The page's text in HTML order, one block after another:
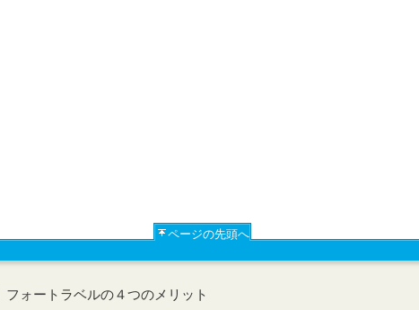
ページの先頭へ
フォートラベルの４つのメリット